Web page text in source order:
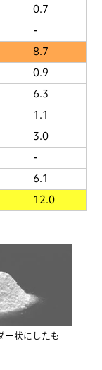
0.7
-
8.7
0.9
6.3
1.1
3.0
-
6.1
12.0
ー状にしたも